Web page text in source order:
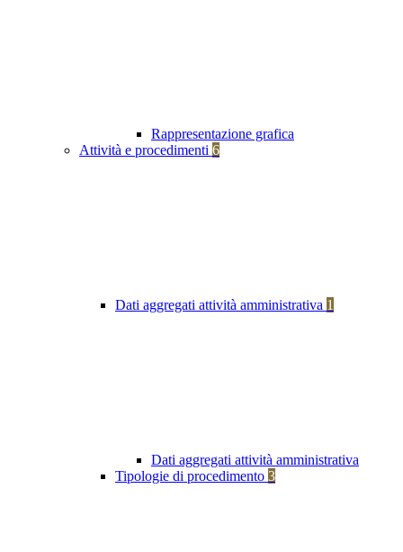
Rappresentazione grafica
Attività e procedimenti 6
Dati aggregati attività amministrativa 1
Dati aggregati attività amministrativa
Tipologie di procedimento 3